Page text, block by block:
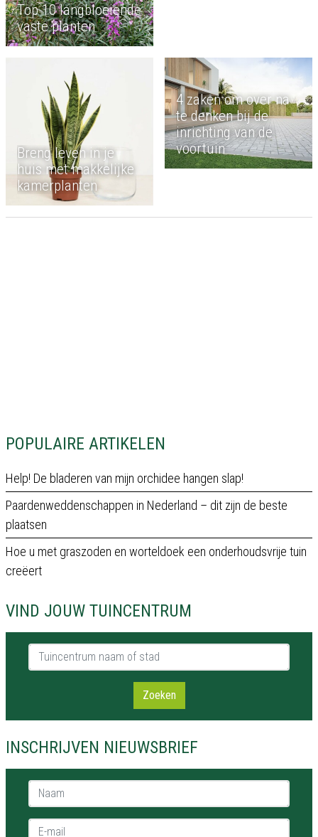
POPULAIRE ARTIKELEN
Help! De bladeren van mijn orchidee hangen slap!
Paardenweddenschappen in Nederland – dit zijn de beste
plaatsen
Hoe u met graszoden en worteldoek een onderhoudsvrije tuin
creëert
VIND JOUW TUINCENTRUM
Tuincentrum naam of stad
Zoeken
INSCHRIJVEN NIEUWSBRIEF
Naam *
E-mail *
Top 10 langbloeiende
vaste planten
Breng leven in je
huis met makkelijke
kamerplanten
4 zaken om over na
te denken bij de
inrichting van de
voortuin